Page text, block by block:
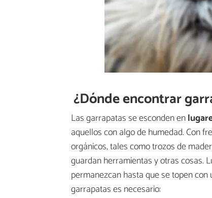
¿Dónde encontrar
Las garrapatas se esconden en
aquellos con algo de humedad. Con
orgánicos, tales como trozos de
guardan herramientas y otras cosas.
permanezcan hasta que se topen
garrapatas es necesario: